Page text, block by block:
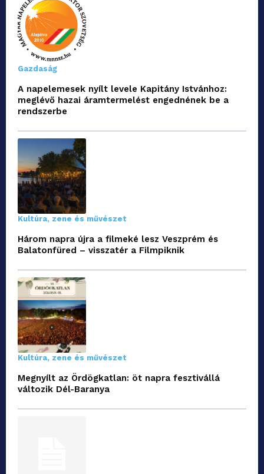
Gazdaság
A napelemesek nyílt levele Kapitány Istvánhoz:
meglévő hazai áramtermelést engednének be a
rendszerbe
Kultúra, zene és művészet
Három napra újra a filmeké lesz Veszprém és
Balatonfüred – visszatér a Filmpiknik
Kultúra, zene és művészet
Megnyílt az Ördögkatlan: öt napra fesztivállá
változik Dél-Baranya